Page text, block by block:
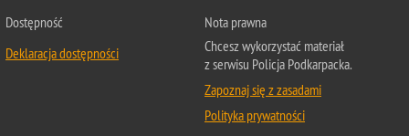
Dostępność
Deklaracja dostępności
Nota prawna
Chcesz wykorzystać materiał
z serwisu Policja Podkarpacka.
Zapoznaj się z zasadami
Polityka prywatności